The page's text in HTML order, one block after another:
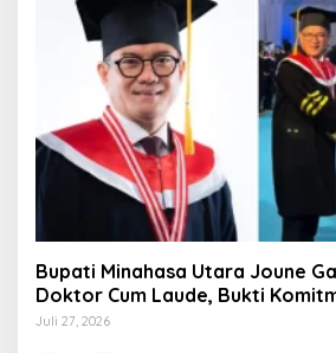
Bupati Minahasa Utara Joune
Doktor Cum Laude, Bukti
Kualitas Kepemimpinan
Juli 27, 2026